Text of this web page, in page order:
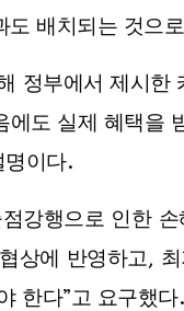
도 배치되는 것으
정부에서 제시한
도 실제 혜택을
명이다.
강행으로 인한
상에 반영하고,
한다”고 요구했다.